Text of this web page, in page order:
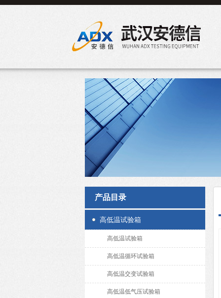
产品目录
高低温试验箱
高低温试验箱
高低温循环试验箱
高低温交变试验箱
高低温低气压试验箱